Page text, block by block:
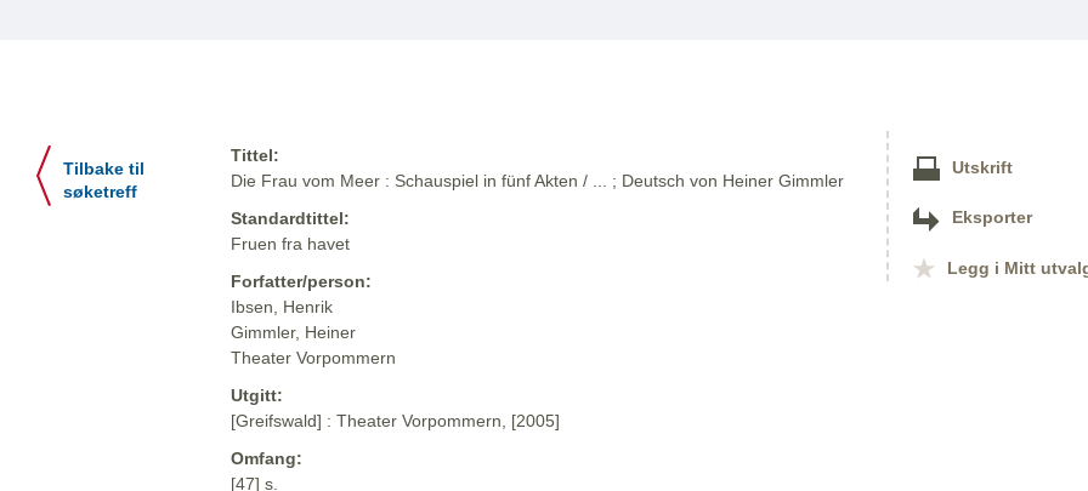
Tilbake til
søketreff
Tittel:
Die Frau vom Meer : Schauspiel in fünf Akten / ... ; Deutsch von Heiner Gimmler
Standardtittel:
Fruen fra havet
Forfatter/person:
Ibsen, Henrik
Gimmler, Heiner
Theater Vorpommern
Utgitt:
[Greifswald] : Theater Vorpommern, [2005]
Omfang:
[47] s.
Utskrift
Eksporter
Legg i Mitt